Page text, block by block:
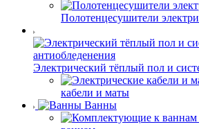
Полотенцесушители
Электрический тёплый пол и
кабели и маты
Ванны